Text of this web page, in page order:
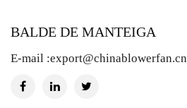
BALDE DE MANTEIGA
E-mail :export@chinablowerfan.cn